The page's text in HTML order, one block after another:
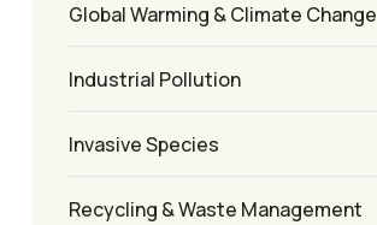
Global Warming & Climate Change
Industrial Pollution
Invasive Species
Recycling & Waste Management